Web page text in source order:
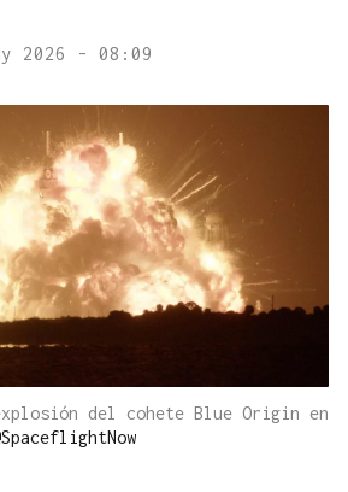
2026 - 08:09
del cohete Blue Origin en